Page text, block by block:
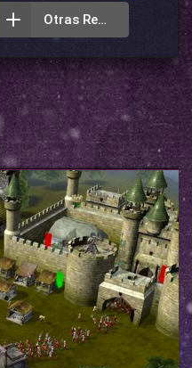
Otras Redes